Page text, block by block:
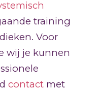
training
Voor
wij je kunnen
contactmet